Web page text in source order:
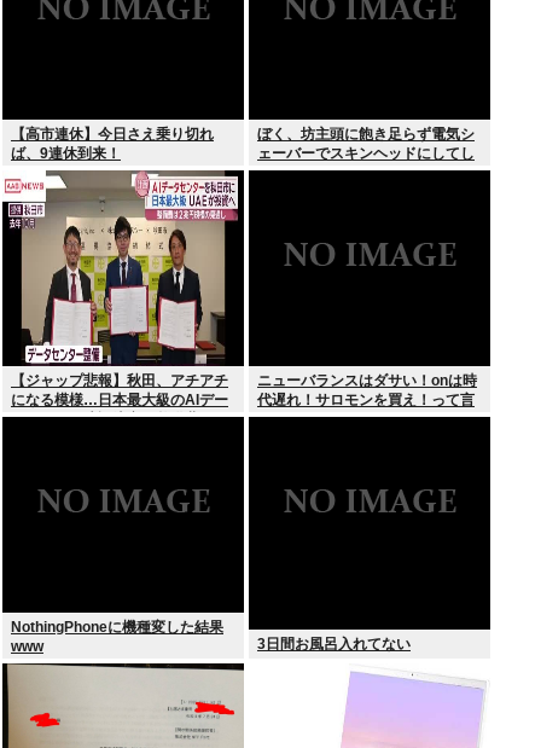
【高市連休】今日さえ乗り切れ
ば、9連休到来！
ぼく、坊主頭に飽き足らず電気シ
ェーバーでスキンヘッドにしてし
まう
【ジャップ悲報】秋田、アチアチ
になる模様…日本最大級のAIデー
タセンター建設決定！整備費は2
ニューバランスはダサい！onは時
代遅れ！サロモンを買え！って言
われたから買ったんやが
NothingPhoneに機種変した結果
www
3日間お風呂入れてない